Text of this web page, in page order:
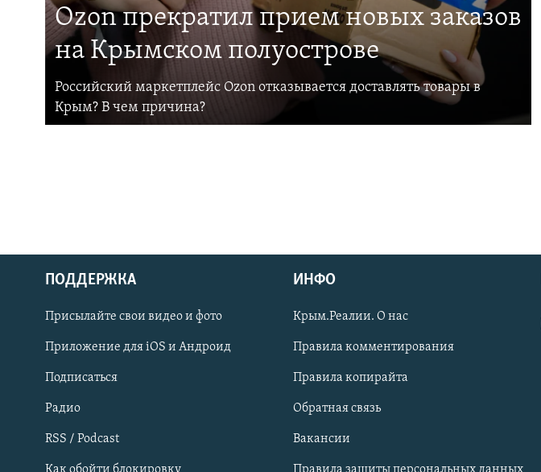
Українською
Qırımtatar
ПРИСОЕДИНЯЙТЕСЬ!
Ozon прекратил прием новых заказов
на Крымском полуострове
Российский маркетплейс Ozon отказывается доставлять товары в
Крым? В чем причина?
ПОДДЕРЖКА
Присылайте свои видео и фото
Приложение для iOS и Андроид
Подписаться
Радио
RSS / Podcast
ИНФО
Крым.Реалии. О нас
Правила комментирования
Правила копирайта
Обратная связь
Вакансии